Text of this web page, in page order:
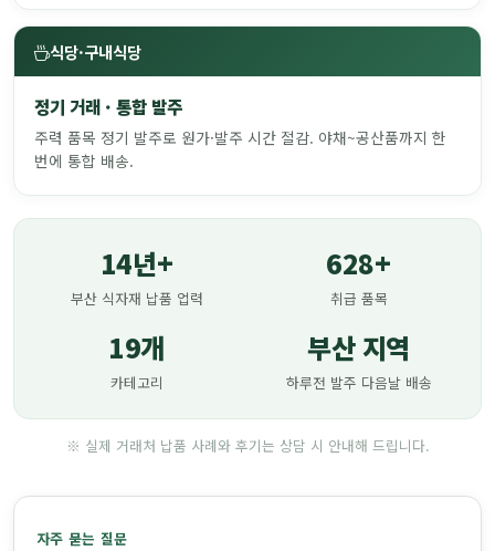
식당·구내식당
정기 거래 · 통합 발주
주력 품목 정기 발주로 원가·발주 시간 절감. 야채~공산품까지 한
번에 통합 배송.
14년+
부산 식자재 납품 업력
628+
취급 품목
19개
카테고리
부산 지역
하루전 발주 다음날 배송
※ 실제 거래처 납품 사례와 후기는 상담 시 안내해 드립니다.
자주 묻는 질문